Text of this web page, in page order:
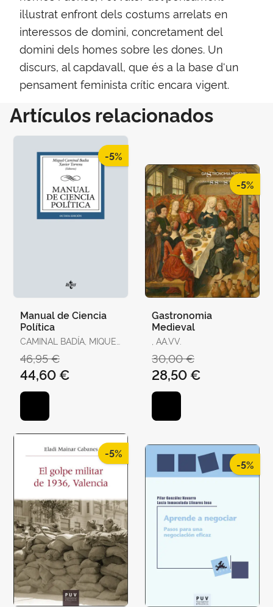
il·lustrat enfront dels costums arrelats en
interessos de domini, concretament del
domini dels homes sobre les dones. Un
discurs, al capdavall, que és a la base d'un
pensament feminista crític encara vigent.
Artículos relacionados
-5%
Manual de Ciencia
Política
CAMINAL BADÍA, MIQUEL
AGUILERA DE PRAT,
CESÁREO / AHEDO,
IGOR / ÁLVAREZ,
GEMMA / ANTÓN, JOAN
BREITENSTEIN, SO
46,95 €
44,60 €
-5%
Gastronomia
Medieval
, AA.VV.
30,00 €
28,50 €
-5%
-5%